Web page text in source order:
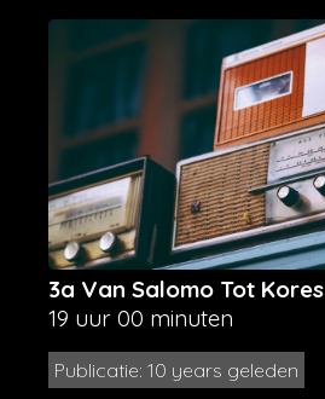
3a Van Salomo Tot Kores
19 uur 00 minuten
Publicatie: 10 years geleden